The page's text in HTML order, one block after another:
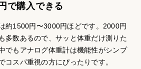
で購入できる
約1500円〜3000円ほどです。2000円
多数あるので、サッと体重だけ測りた
でもアナログ体重計は機能性がシンプ
コスパ重視の方にぴったりです。